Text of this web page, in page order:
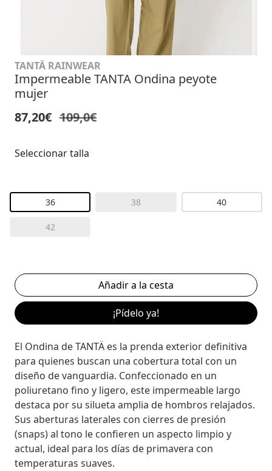
TANTÄ RAINWEAR
Impermeable TANTA Ondina peyote
mujer
87,20€ 109,0€
Seleccionar talla
36 38 40
42
¡Pídelo ya!
El Ondina de TANTÄ es la prenda exterior definitiva
para quienes buscan una cobertura total con un
diseño de vanguardia. Confeccionado en un
poliuretano fino y ligero, este impermeable largo
destaca por su silueta amplia de hombros relajados.
Sus aberturas laterales con cierres de presión
(snaps) al tono le confieren un aspecto limpio y
actual, ideal para los días de primavera con
temperaturas suaves.